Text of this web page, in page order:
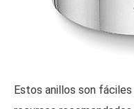
Estos anillos son